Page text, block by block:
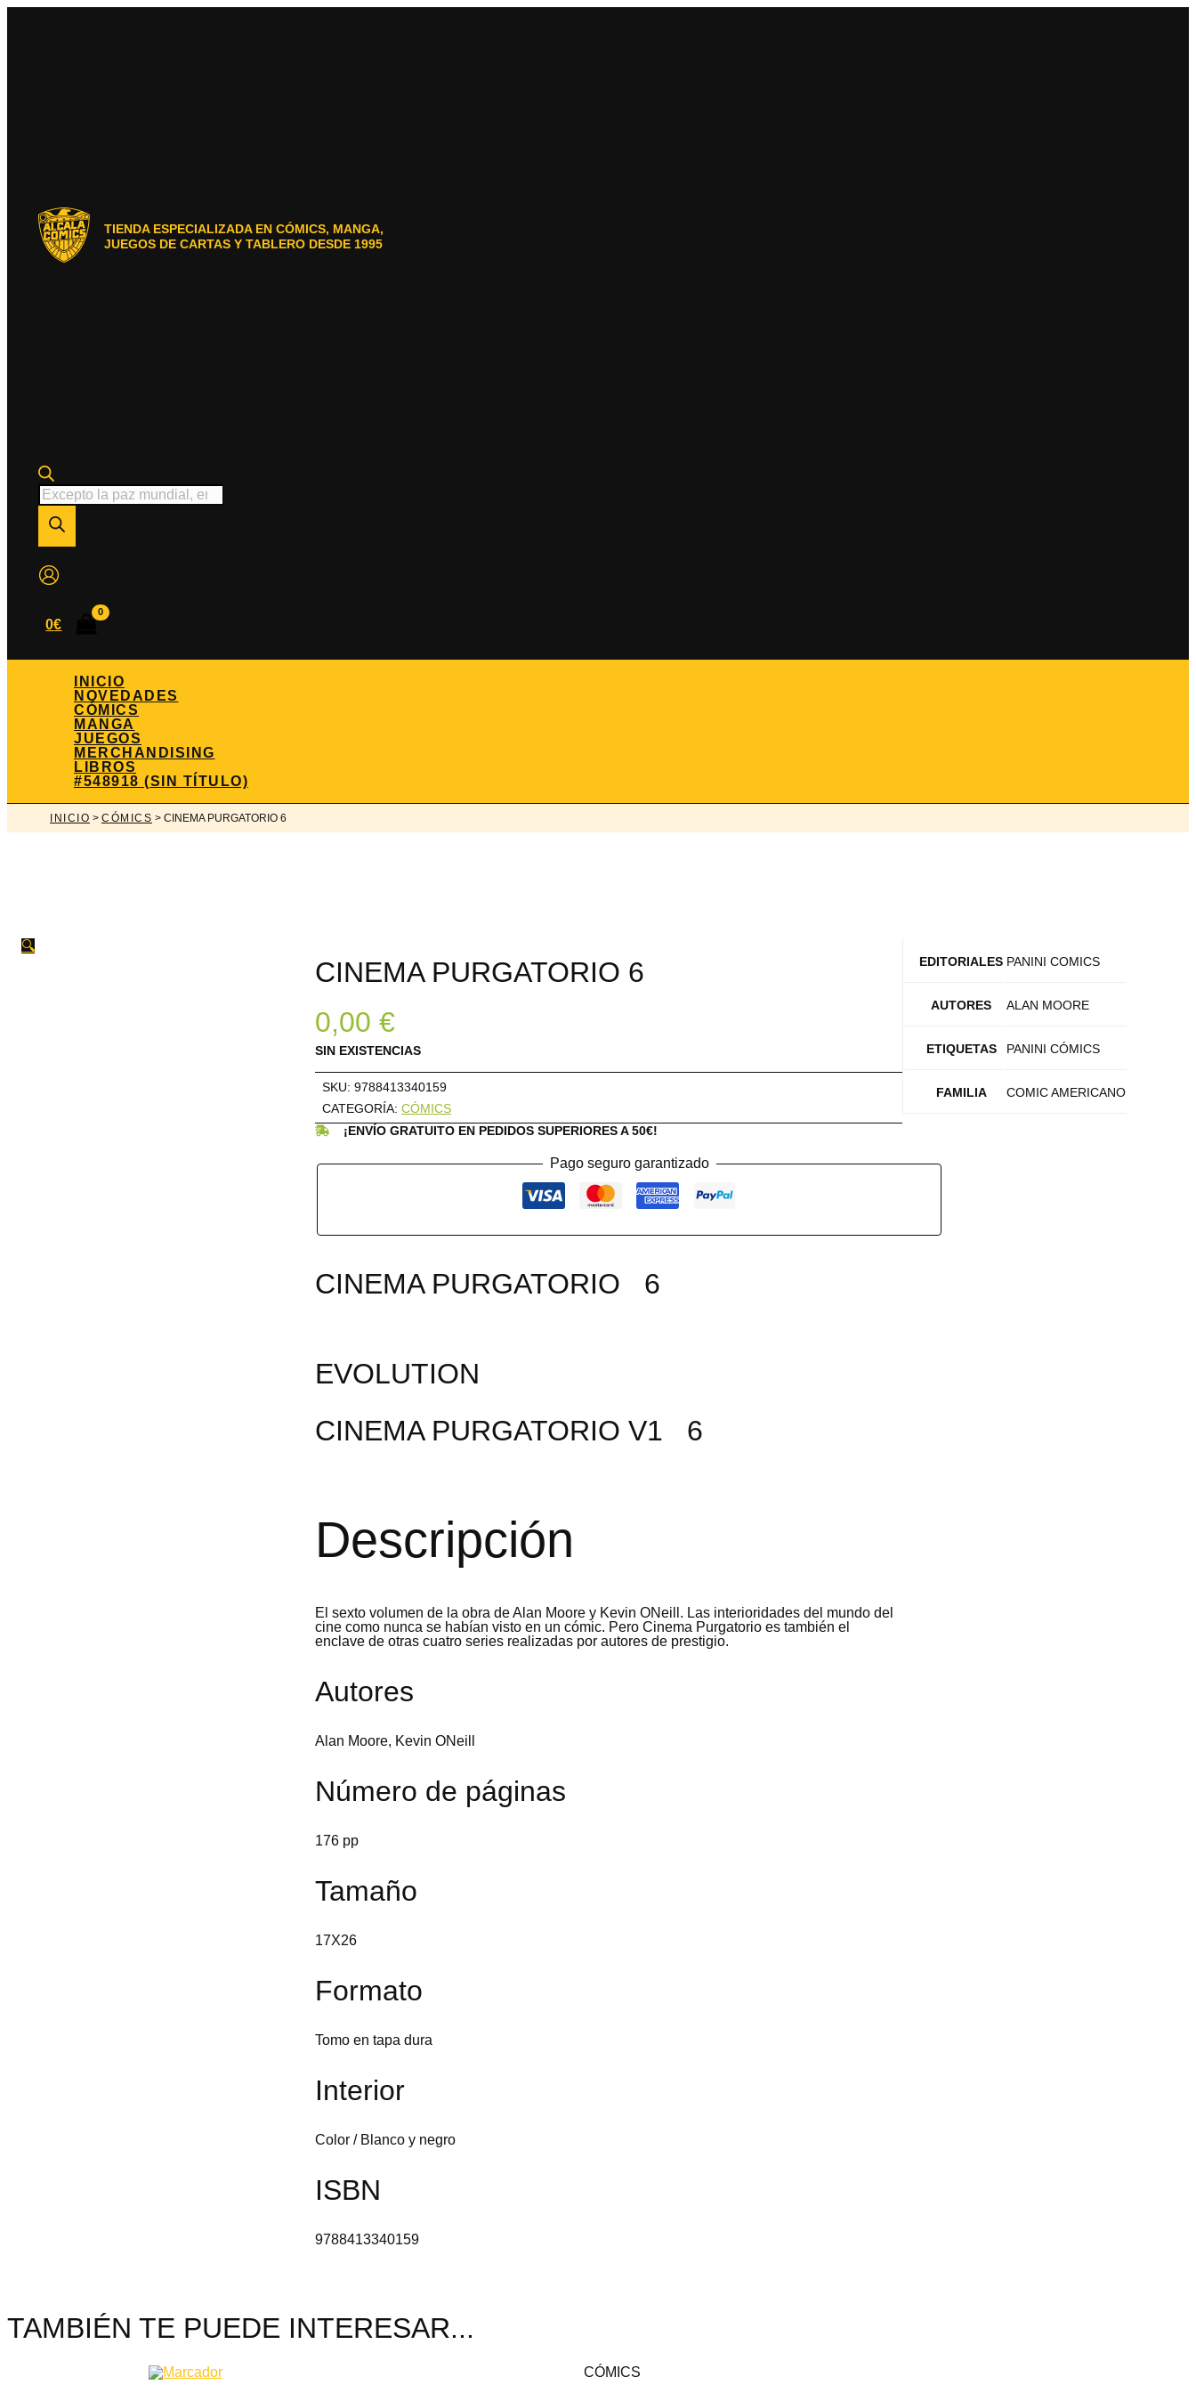
TIENDA ESPECIALIZADA EN CÓMICS, MANGA,
JUEGOS DE CARTAS Y TABLERO DESDE 1995
Búsqueda
de
productos
0€
INICIO
NOVEDADES
CÓMICS
MANGA
JUEGOS
MERCHANDISING
LIBROS
#548918 (SIN TÍTULO)
INICIO > CÓMICS > CINEMA PURGATORIO 6
🔍
CINEMA PURGATORIO 6
0,00 €
SIN EXISTENCIAS
SKU: 9788413340159
CATEGORÍA: CÓMICS
¡ENVÍO GRATUITO EN PEDIDOS SUPERIORES A 50€!
Pago seguro garantizado
CINEMA PURGATORIO 6
EVOLUTION
CINEMA PURGATORIO V1 6
Descripción
El sexto volumen de la obra de Alan Moore y Kevin ONeill. Las interioridades del mundo del
cine como nunca se habían visto en un cómic. Pero Cinema Purgatorio es también el
enclave de otras cuatro series realizadas por autores de prestigio.
Autores
Alan Moore, Kevin ONeill
Número de páginas
176 pp
Tamaño
17X26
Formato
Tomo en tapa dura
Interior
Color / Blanco y negro
ISBN
9788413340159
EDITORIALES PANINI COMICS
AUTORES ALAN MOORE
ETIQUETAS PANINI CÓMICS
FAMILIA COMIC AMERICANO
TAMBIÉN TE PUEDE INTERESAR...
CÓMICS